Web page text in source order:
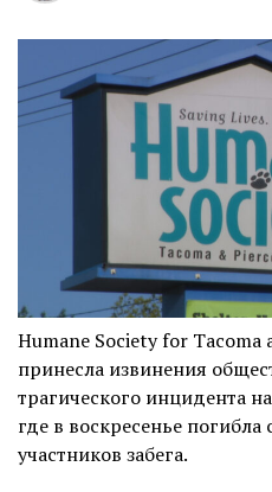
Humane Society for Tacoma
принесла извинения
трагического инцидента
где в воскресенье погибла
участников забега.